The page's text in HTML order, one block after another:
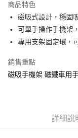
合作金庫商業銀行
華南商業銀行
上海商業儲蓄銀行
國泰世華商業銀行
匯豐（台灣）商業銀行
聯邦商業銀行
台灣樂天信用卡公司
超商取貨付款
LINE Pay
街口支付
AFTEE先享後付
商品特色
磁吸式設計，穩固
可單手操作手機架
專用支架固定環，
銷售重點
磁吸手機架 磁鐵車用
詳細說